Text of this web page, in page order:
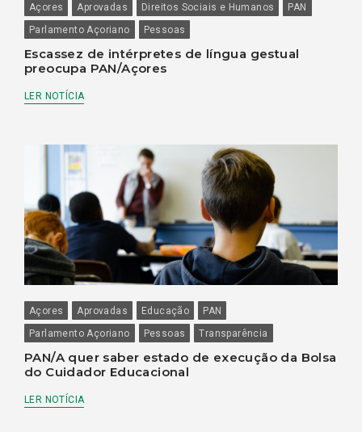
Açores Aprovadas Direitos Sociais e Humanos
PAN
Parlamento Açoriano
Pessoas
Escassez de intérpretes de língua gestual
preocupa PAN/Açores
LER NOTÍCIA
Açores Aprovadas Educação
PAN
Parlamento Açoriano
Pessoas Transparência
PAN/A quer saber estado de execução da Bolsa
do Cuidador Educacional
LER NOTÍCIA